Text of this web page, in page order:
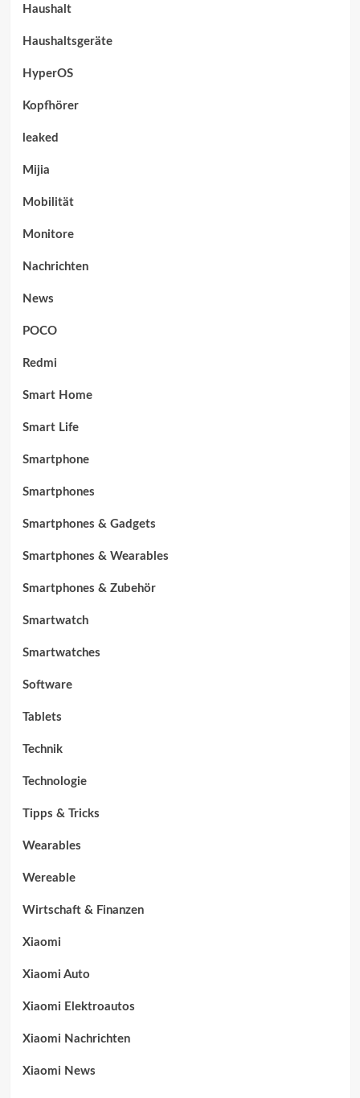
Haushalt
Haushaltsgeräte
HyperOS
Kopfhörer
leaked
Mijia
Mobilität
Monitore
Nachrichten
News
POCO
Redmi
Smart Home
Smart Life
Smartphone
Smartphones
Smartphones & Gadgets
Smartphones & Wearables
Smartphones & Zubehör
Smartwatch
Smartwatches
Software
Tablets
Technik
Technologie
Tipps & Tricks
Wearables
Wereable
Wirtschaft & Finanzen
Xiaomi
Xiaomi Auto
Xiaomi Elektroautos
Xiaomi Nachrichten
Xiaomi News